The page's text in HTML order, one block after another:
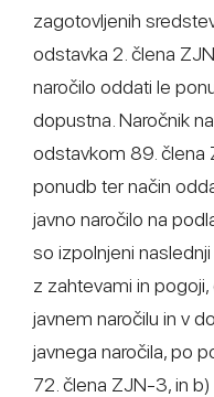
zagotovljenih
odstavka 2. člena
naročilo oddati le
dopustna. Naročnik
odstavkom 89. člena
ponudb ter način
javno naročilo na
so izpolnjeni
z zahtevami in
javnem naročilu in v
javnega naročila, po
72. člena ZJN-3, in